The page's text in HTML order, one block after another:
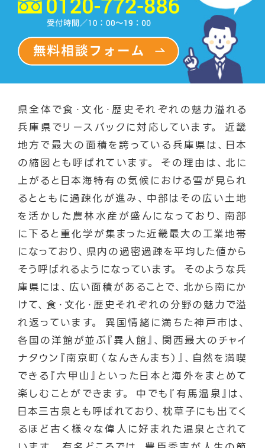
県全体で食・文化・歴史それぞれの魅力溢れる
兵庫県でリースバックに対応しています。 近畿
地方で最大の面積を誇っている兵庫県は、日本
の縮図とも呼ばれています。 その理由は、北に
上がると日本海特有の気候における雪が見られ
るとともに過疎化が進み、中部はその広い土地
を活かした農林水産が盛んになっており、南部
に下ると重化学が集まった近畿最大の工業地帯
になっており、県内の過密過疎を平均した値から
そう呼ばれるようになっています。 そのような兵
庫県には、広い面積があることで、北から南にか
けて、食・文化・歴史それぞれの分野の魅力で溢
れ返っています。 異国情緒に満ちた神戸市は、
各国の洋館が並ぶ『異人館』、関西最大のチャイ
ナタウン『南京町（なんきんまち）』、自然を満喫
できる『六甲山』といった日本と海外をまとめて
楽しむことができます。 中でも『有馬温泉』は、
日本三古泉とも呼ばれており、枕草子にも出てく
るほど古く様々な偉人に好まれた温泉とされて